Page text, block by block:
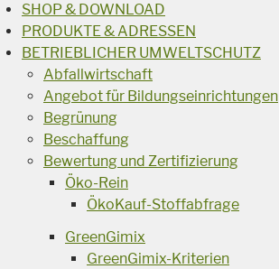
SHOP & DOWNLOAD
PRODUKTE & ADRESSEN
BETRIEBLICHER UMWELTSCHUTZ
Abfallwirtschaft
Angebot für Bildungseinrichtungen
Begrünung
Beschaffung
Bewertung und Zertifizierung
Öko-Rein
ÖkoKauf-Stoffabfrage
GreenGimix
GreenGimix-Kriterien